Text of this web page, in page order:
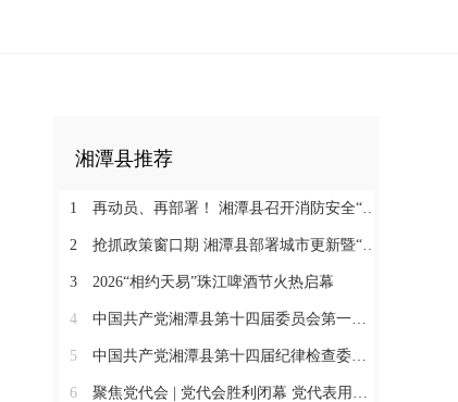
湘潭县推荐
1 再动员、再部署！ 湘潭县召开消防安全“十大重点攻坚”行动工作推进会
2 抢抓政策窗口期 湘潭县部署城市更新暨“六张网”争资争项工作
3 2026“相约天易”珠江啤酒节火热启幕
4 中国共产党湘潭县第十四届委员会第一次全体会议举行
5 中国共产党湘潭县第十四届纪律检查委员会第一次全体会议召开
6 聚焦党代会 | 党代会胜利闭幕 党代表用实干书写“初心答卷”